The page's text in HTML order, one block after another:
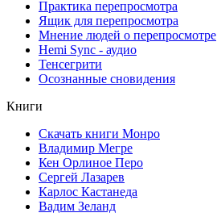
Практика перепросмотра
Ящик для перепросмотра
Мнение людей о перепросмотре
Hemi Sync - аудио
Тенсегрити
Осознанные сновидения
Книги
Скачать книги Монро
Владимир Мегре
Кен Орлиное Перо
Сергей Лазарев
Карлос Кастанеда
Вадим Зеланд